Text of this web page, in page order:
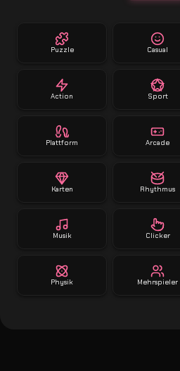
Puzzle Casual
Action Sport
Plattform Arcade
Karten Rhythmus
Musik Clicker
Physik Mehrspieler